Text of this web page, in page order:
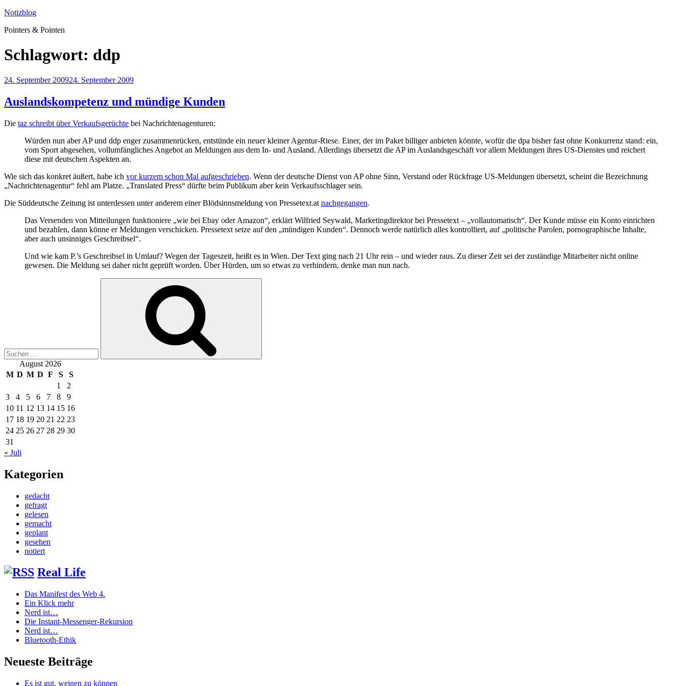
Zum
springen
Notizblog
Pointers & Pointen
Schlagwort: ddp
Veröffentlicht
24. September 200924. September 2009
Auslandskompetenz und mündige Kunden
Die taz schreibt über Verkaufsgerüchte bei Nachrichtenagenturen:
Würden nun aber AP und ddp enger zusammenrücken, entstünde ein neuer kleiner Agentur-Riese. Einer, der im Paket billiger anbieten könnte, wofür die dpa bisher fast ohne Konkurrenz stand: ein,
vom Sport abgesehen, vollumfängliches Angebot an Meldungen aus dem In- und Ausland. Allerdings übersetzt die AP im Auslandsgeschäft vor allem Meldungen ihres US-Dienstes und reichert
diese mit deutschen Aspekten an.
Wie sich das konkret äußert, habe ich vor kurzem schon Mal aufgeschrieben. Wenn der deutsche Dienst von AP ohne Sinn, Verstand oder Rückfrage US-Meldungen übersetzt, scheint die Bezeichnung
„Nachrichtenagentur“ fehl am Platze. „Translated Press“ dürfte beim Publikum aber kein Verkaufsschlager sein.
Die Süddeutsche Zeitung ist unterdessen unter anderem einer Blödsinnsmeldung von Pressetext.at nachgegangen.
Das Versenden von Mitteilungen funktioniere „wie bei Ebay oder Amazon“, erklärt Wilfried Seywald, Marketingdirektor bei Pressetext – „vollautomatisch“. Der Kunde müsse ein Konto einrichten
und bezahlen, dann könne er Meldungen verschicken. Pressetext setze auf den „mündigen Kunden“. Dennoch werde natürlich alles kontrolliert, auf „politische Parolen, pornographische Inhalte,
aber auch unsinniges Geschreibsel“.
Und wie kam P.’s Geschreibsel in Umlauf? Wegen der Tageszeit, heißt es in Wien. Der Text ging nach 21 Uhr rein – und wieder raus. Zu dieser Zeit sei der zuständige Mitarbeiter nicht online
gewesen. Die Meldung sei daher nicht geprüft worden. Über Hürden, um so etwas zu verhindern, denke man nun nach.
August 2026
M D M D F S
S
1
2
3
4 5 6 7 8
9
10 11 12 13 14 15 16
17 18 19 20 21 22 23
24 25 26 27 28 29 30
31
« Juli
Kategorien
gedacht
gefragt
gelesen
gemacht
geplant
gesehen
notiert
Real Life
Das Manifest des Web 4.
Ein Klick mehr
Nerd ist…
Die Instant-Messenger-Rekursion
Nerd ist…
Bluetooth-Ethik
Neueste Beiträge
Es ist gut, weinen zu können